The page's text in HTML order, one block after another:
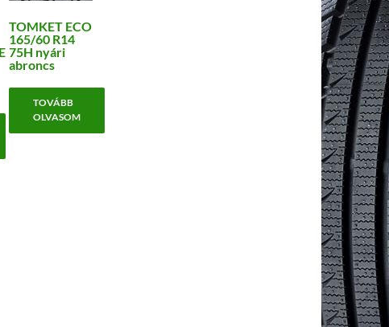
TOMKET ECO
165/60 R14
75H nyári
abroncs
TOVÁBB
OLVASOM